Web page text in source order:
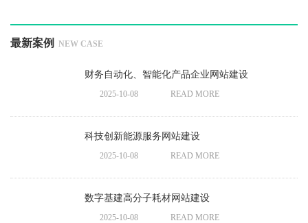
最新案例 NEW CASE
财务自动化、智能化产品企业网站建设
2025-10-08 READ MORE
科技创新能源服务网站建设
2025-10-08 READ MORE
数字基建高分子耗材网站建设
2025-10-08 READ MORE